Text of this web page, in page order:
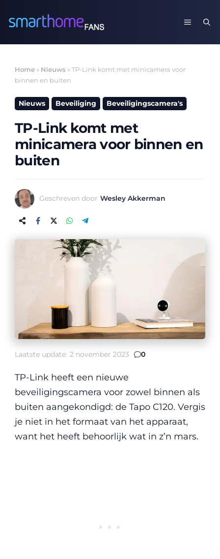
naar
MENU
Home » Nieuws »TP-Link komt met minicamera voor
binnen en buiten
Nieuws Beveiliging Beveiligingscamera's
TP-Link komt met
minicamera voor binnen en
buiten
Geschreven door Wesley Akkerman
Laatste update: 2 november 2023 0
TP-Link heeft een nieuwe
beveiligingscamera voor zowel binnen als
buiten aangekondigd: de Tapo C120. Vergis
je niet in het formaat van het apparaat,
want het heeft behoorlijk wat in z’n mars.